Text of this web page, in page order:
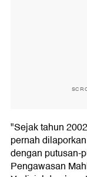
"Sejak tahun
pernah
dengan putusan-
Pengawasan